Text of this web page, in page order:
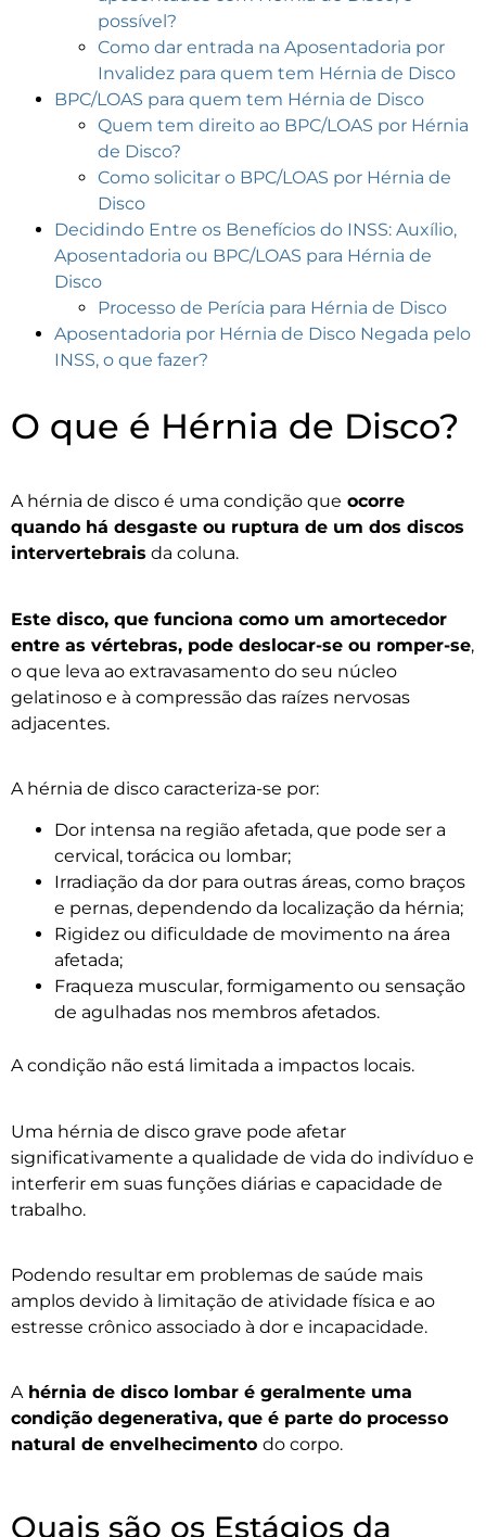
possível?
Como dar entrada na Aposentadoria por
Invalidez para quem tem Hérnia de Disco
BPC/LOAS para quem tem Hérnia de Disco
Quem tem direito ao BPC/LOAS por Hérnia
de Disco?
Como solicitar o BPC/LOAS por Hérnia de
Disco
Decidindo Entre os Benefícios do INSS: Auxílio,
Aposentadoria ou BPC/LOAS para Hérnia de
Disco
Processo de Perícia para Hérnia de Disco
Aposentadoria por Hérnia de Disco Negada pelo
INSS, o que fazer?
O que é Hérnia de Disco?
A hérnia de disco é uma condição que ocorre
quando há desgaste ou ruptura de um dos discos
intervertebrais da coluna.
Este disco, que funciona como um amortecedor
entre as vértebras, pode deslocar-se ou romper-se,
o que leva ao extravasamento do seu núcleo
gelatinoso e à compressão das raízes nervosas
adjacentes.
A hérnia de disco caracteriza-se por:
Dor intensa na região afetada, que pode ser a
cervical, torácica ou lombar;
Irradiação da dor para outras áreas, como braços
e pernas, dependendo da localização da hérnia;
Rigidez ou dificuldade de movimento na área
afetada;
Fraqueza muscular, formigamento ou sensação
de agulhadas nos membros afetados.
A condição não está limitada a impactos locais.
Uma hérnia de disco grave pode afetar
significativamente a qualidade de vida do indivíduo e
interferir em suas funções diárias e capacidade de
trabalho.
Podendo resultar em problemas de saúde mais
amplos devido à limitação de atividade física e ao
estresse crônico associado à dor e incapacidade.
Ahérnia de disco lombar é geralmente uma
condição degenerativa, que é parte do processo
natural de envelhecimento do corpo.
Quais são os Estágios da